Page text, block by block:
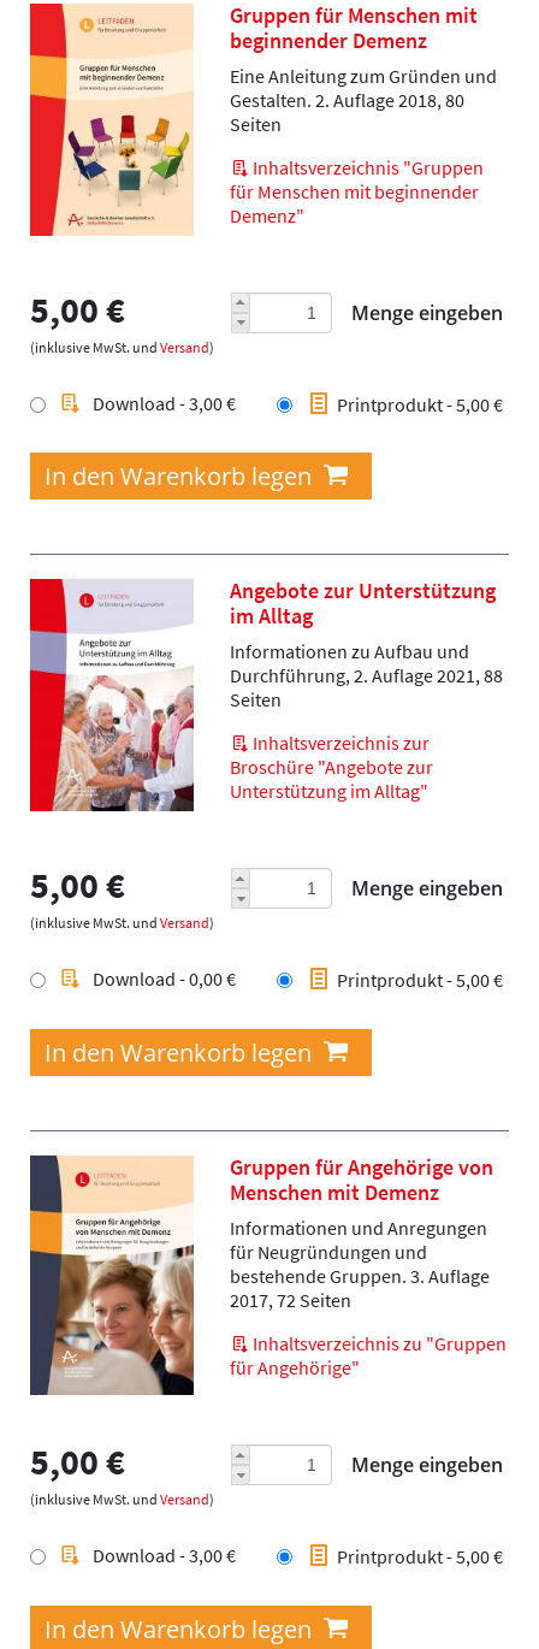
Gruppen für Menschen mit
beginnender Demenz
Eine Anleitung zum Gründen und
Gestalten. 2. Auflage 2018, 80
Seiten
Inhaltsverzeichnis "Gruppen
für Menschen mit beginnender
Demenz"
5,00 €
(inklusive MwSt. und Versand)
Printprodukt - 5,00 €
Download - 3,00 €
Menge eingeben
Angebote zur Unterstützung
im Alltag
Informationen zu Aufbau und
Durchführung, 2. Auflage 2021, 88
Seiten
Inhaltsverzeichnis zur
Broschüre "Angebote zur
Unterstützung im Alltag"
5,00 €
(inklusive MwSt. und Versand)
Printprodukt - 5,00 €
Download - 0,00 €
Menge eingeben
Gruppen für Angehörige von
Menschen mit Demenz
Informationen und Anregungen
für Neugründungen und
bestehende Gruppen. 3. Auflage
2017, 72 Seiten
Inhaltsverzeichnis zu "Gruppen
für Angehörige"
5,00 €
(inklusive MwSt. und Versand)
Printprodukt - 5,00 €
Download - 3,00 €
Menge eingeben